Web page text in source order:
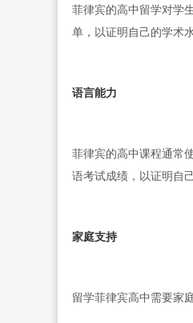
菲律宾的高中留学对学
单，以证明自己的学术水
语言能力
菲律宾的高中课程通常
语考试成绩，以证明自
家庭支持
留学菲律宾高中需要家